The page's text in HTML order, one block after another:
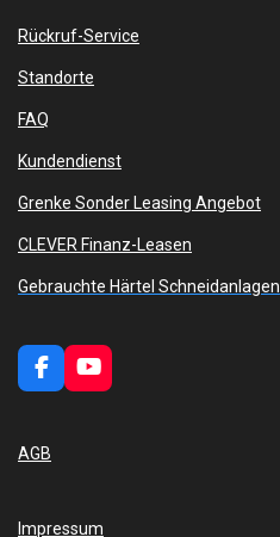
Rückruf-Service
Standorte
FAQ
Kundendienst
Grenke Sonder Leasing Angebot
CLEVER Finanz-Leasen
Gebrauchte Härtel Schneidanlagen
F
a
e
b
k
Y
o
AGB
Impressum